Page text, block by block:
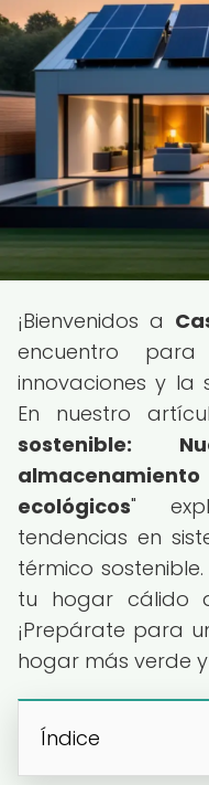
¡Bienvenidos a
encuentro
innovaciones y la
En nuestro
sostenible:
ecológicos"
tendencias en
térmico
tu hogar cálido
¡Prepárate para
hogar más verde
Índice